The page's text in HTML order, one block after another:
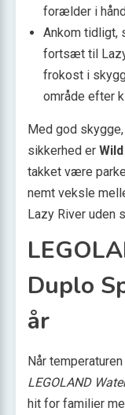
forælder i
Ankom tidligt,
fortsæt til
frokost i
område efter
Med god
sikkerhed er
takket være
nemt veksle
Lazy River uden
Duplo
år
Når
LEGOLAND
hit for familier